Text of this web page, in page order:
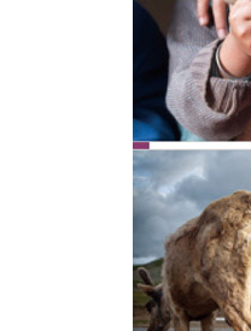
1. 나도 풍경
2. 풍경사진
3. 필요 없는
4. 필요한 부
5. 드라마틱한
6. 깊이감이
｜다큐멘터
보정 분야: 다
7. 나도 좋은